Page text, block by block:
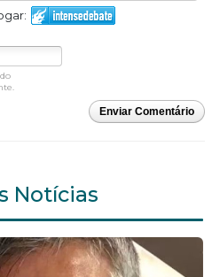
Enviar Comentário
Notícias